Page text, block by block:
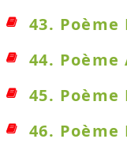
43.
44. Poème
45. Poème
46.